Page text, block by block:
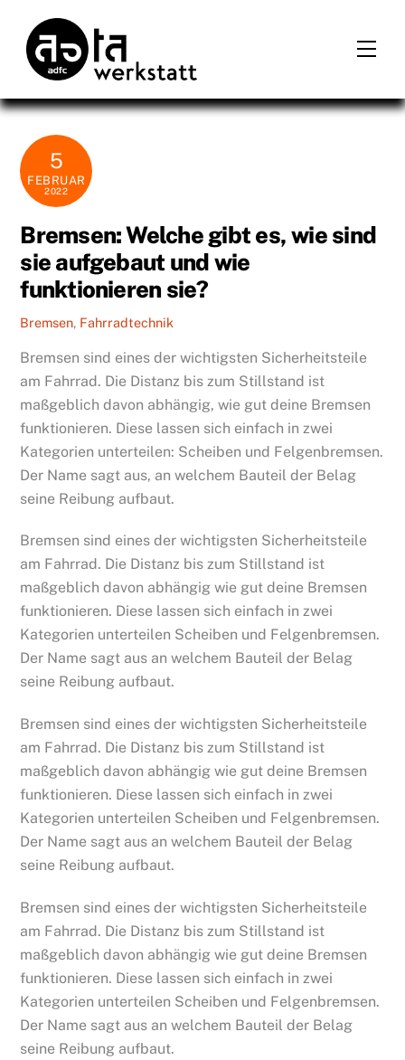
content
5
FEBRUAR
2022
Bremsen: Welche gibt es, wie sind
sie aufgebaut und wie
funktionieren sie?
Bremsen, Fahrradtechnik
Bremsen sind eines der wichtigsten Sicherheitsteile
am Fahrrad. Die Distanz bis zum Stillstand ist
maßgeblich davon abhängig, wie gut deine Bremsen
funktionieren. Diese lassen sich einfach in zwei
Kategorien unterteilen: Scheiben und Felgenbremsen.
Der Name sagt aus, an welchem Bauteil der Belag
seine Reibung aufbaut.
Bremsen sind eines der wichtigsten Sicherheitsteile
am Fahrrad. Die Distanz bis zum Stillstand ist
maßgeblich davon abhängig wie gut deine Bremsen
funktionieren. Diese lassen sich einfach in zwei
Kategorien unterteilen Scheiben und Felgenbremsen.
Der Name sagt aus an welchem Bauteil der Belag
seine Reibung aufbaut.
Bremsen sind eines der wichtigsten Sicherheitsteile
am Fahrrad. Die Distanz bis zum Stillstand ist
maßgeblich davon abhängig wie gut deine Bremsen
funktionieren. Diese lassen sich einfach in zwei
Kategorien unterteilen Scheiben und Felgenbremsen.
Der Name sagt aus an welchem Bauteil der Belag
seine Reibung aufbaut.
Bremsen sind eines der wichtigsten Sicherheitsteile
am Fahrrad. Die Distanz bis zum Stillstand ist
maßgeblich davon abhängig wie gut deine Bremsen
funktionieren. Diese lassen sich einfach in zwei
Kategorien unterteilen Scheiben und Felgenbremsen.
Der Name sagt aus an welchem Bauteil der Belag
seine Reibung aufbaut.